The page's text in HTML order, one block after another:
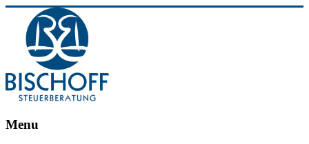
BISCHOFF
Menu